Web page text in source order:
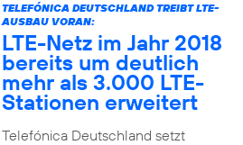
TELEFÓNICA DEUTSCHLAND TREIBT LTE-
AUSBAU VORAN:
LTE-Netz im Jahr 2018
bereits um deutlich
mehr als 3.000 LTE-
Stationen erweitert
Telefónica Deutschland setzt